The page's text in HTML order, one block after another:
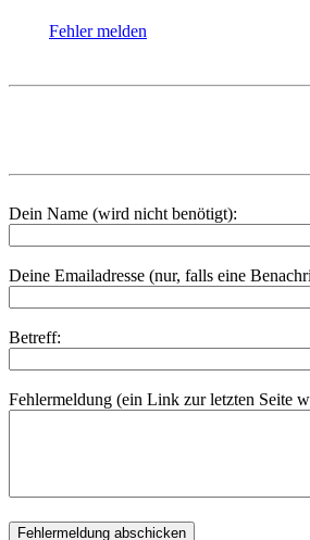
Fehler melden
Dein Name (wird nicht benötigt):
Deine Emailadresse (nur, falls eine
Betreff:
Fehlermeldung (ein Link zur letzten Seite
Fehlermeldung abschicken